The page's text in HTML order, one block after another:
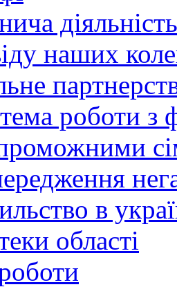
діяльність
наших
роботи з
в
області